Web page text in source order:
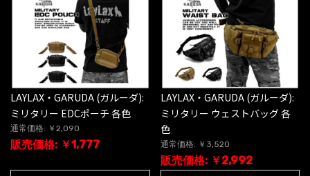
LAYLAX・GARUDA (ガルーダ):
ミリタリー EDCポーチ 各色
通常価格: ￥2,090
販売価格: ￥1,777
LAYLAX・GARUDA (ガルーダ):
ミリタリー ウェストバッグ 各
色
通常価格: ￥3,520
販売価格: ￥2,992